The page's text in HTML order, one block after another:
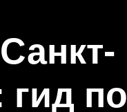
гид по